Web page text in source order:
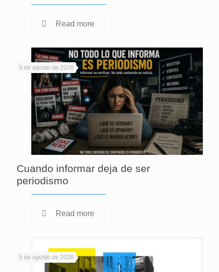
Read more
5 de agosto de 2026
Cuando informar deja de ser
periodismo
Read more
5 de agosto de 2026